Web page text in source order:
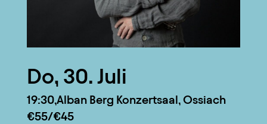
Do, 30. Juli
19:30Alban Berg Konzertsaal, Ossiach
€55/€45